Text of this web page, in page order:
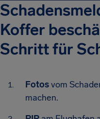
Koffer
Schritt für
Fotosvom
machen.